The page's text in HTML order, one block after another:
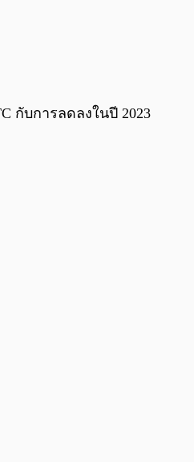
0:00 /0:00
กับการลดลงในปี 2023